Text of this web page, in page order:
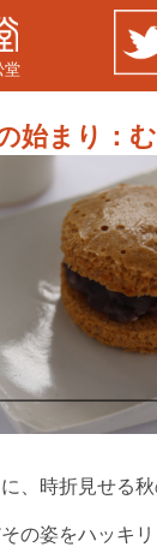
堂
始まり：
、時折見せる
の姿をハッキ